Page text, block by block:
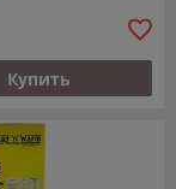
Купить